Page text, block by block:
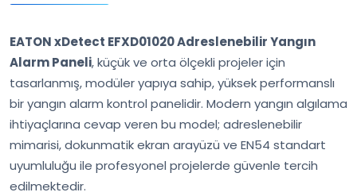
EATON xDetect EFXD01020 Adreslenebilir Yangın
Alarm Paneli, küçük ve orta ölçekli projeler için
tasarlanmış, modüler yapıya sahip, yüksek performanslı
bir yangın alarm kontrol panelidir. Modern yangın algılama
ihtiyaçlarına cevap veren bu model; adreslenebilir
mimarisi, dokunmatik ekran arayüzü ve EN54 standart
uyumluluğu ile profesyonel projelerde güvenle tercih
edilmektedir.